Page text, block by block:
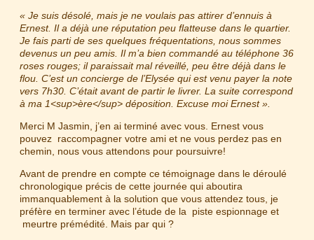
« Je suis désolé, mais je ne voulais pas attirer d’ennuis à
Ernest. Il a déjà une réputation peu flatteuse dans le quartier.
Je fais parti de ses quelques fréquentations, nous sommes
devenus un peu amis. Il m’a bien commandé au téléphone 36
roses rouges; il paraissait mal réveillé, peu être déjà dans le
flou. C’est un concierge de l’Elysée qui est venu payer la note
vers 7h30. C’était avant de partir le livrer. La suite correspond
à ma 1<sup>ère</sup> déposition. Excuse moi Ernest ».
Merci M Jasmin, j’en ai terminé avec vous. Ernest vous
pouvez raccompagner votre ami et ne vous perdez pas en
chemin, nous vous attendons pour poursuivre!
Avant de prendre en compte ce témoignage dans le déroulé
chronologique précis de cette journée qui aboutira
immanquablement à la solution que vous attendez tous, je
préfère en terminer avec l’étude de la piste espionnage et
meurtre prémédité. Mais par qui ?